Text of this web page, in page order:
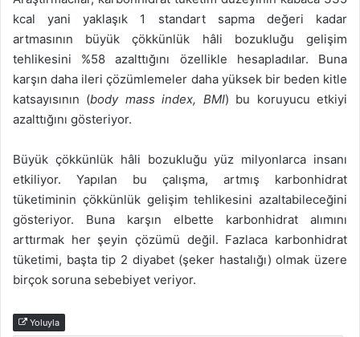
kcal yani yaklaşık 1 standart sapma değeri kadar
artmasının büyük çökkünlük hâli bozukluğu gelişim
tehlikesini %58 azalttığını özellikle hesapladılar. Buna
karşın daha ileri çözümlemeler daha yüksek bir beden kitle
katsayısının (body mass index, BMI) bu koruyucu etkiyi
azalttığını gösteriyor.
Büyük çökkünlük hâli bozukluğu yüz milyonlarca insanı
etkiliyor. Yapılan bu çalışma, artmış karbonhidrat
tüketiminin çökkünlük gelişim tehlikesini azaltabileceğini
gösteriyor. Buna karşın elbette karbonhidrat alımını
arttırmak her şeyin çözümü değil. Fazlaca karbonhidrat
tüketimi, başta tip 2 diyabet (şeker hastalığı) olmak üzere
birçok soruna sebebiyet veriyor.
Yoluyla